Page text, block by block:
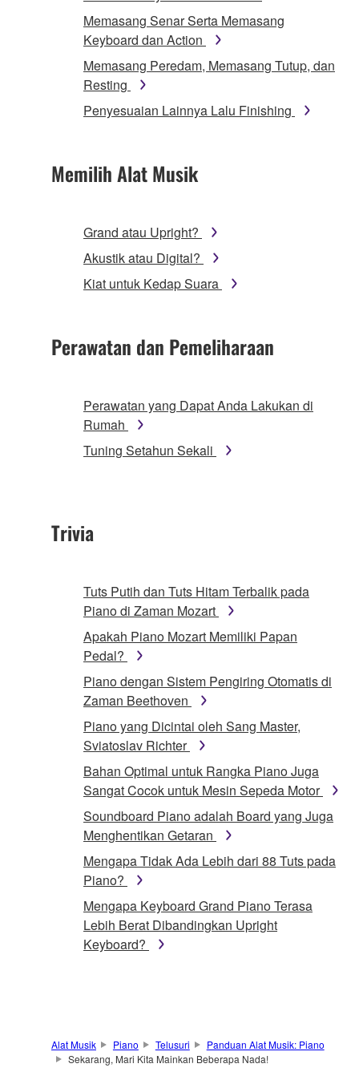
Memasang Senar Serta Memasang
Keyboard dan Action
Memasang Peredam, Memasang Tutup, dan
Resting
Penyesuaian Lainnya Lalu Finishing
Memilih Alat Musik
Grand atau Upright?
Akustik atau Digital?
Kiat untuk Kedap Suara
Perawatan dan Pemeliharaan
Perawatan yang Dapat Anda Lakukan di
Rumah
Tuning Setahun Sekali
Trivia
Tuts Putih dan Tuts Hitam Terbalik pada
Piano di Zaman Mozart
Apakah Piano Mozart Memiliki Papan
Pedal?
Piano dengan Sistem Pengiring Otomatis di
Zaman Beethoven
Piano yang Dicintai oleh Sang Master,
Sviatoslav Richter
Bahan Optimal untuk Rangka Piano Juga
Sangat Cocok untuk Mesin Sepeda Motor
Soundboard Piano adalah Board yang Juga
Menghentikan Getaran
Mengapa Tidak Ada Lebih dari 88 Tuts pada
Piano?
Mengapa Keyboard Grand Piano Terasa
Lebih Berat Dibandingkan Upright
Keyboard?
Alat Musik Piano Telusuri
Panduan Alat Musik: Piano
Sekarang, Mari Kita Mainkan Beberapa Nada!